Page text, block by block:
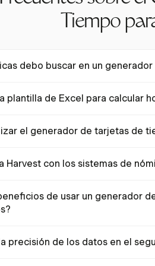
Tiempo
debo buscar en un
y cálculos de horas extras.
plantilla de Excel para calcular
Ajusta las fórmulas para horas
el generador de tarjetas de
requisitos específicos de la industria o
Harvest con los sistemas de
para integrarse sin problemas con
de usar un generador
Permite la integración de fórmulas
precisión de los datos en el